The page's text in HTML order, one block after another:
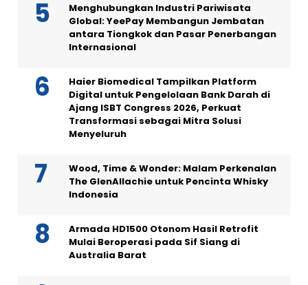
Menghubungkan Industri Pariwisata
Global: YeePay Membangun Jembatan
antara Tiongkok dan Pasar Penerbangan
Internasional
Haier Biomedical Tampilkan Platform
Digital untuk Pengelolaan Bank Darah di
Ajang ISBT Congress 2026, Perkuat
Transformasi sebagai Mitra Solusi
Menyeluruh
Wood, Time & Wonder: Malam Perkenalan
The GlenAllachie untuk Pencinta Whisky
Indonesia
Armada HD1500 Otonom Hasil Retrofit
Mulai Beroperasi pada Sif Siang di
Australia Barat